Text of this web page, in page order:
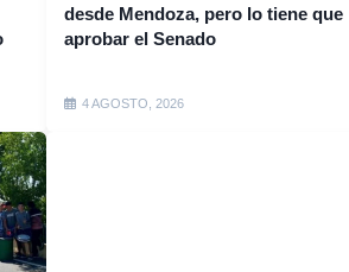
desde Mendoza, pero lo tiene que
aprobar el Senado
4 AGOSTO, 2026